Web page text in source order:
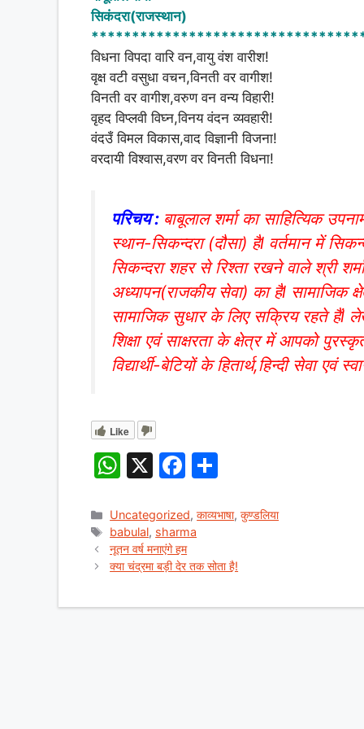
at
s
A
p
p
c
e
b
o
o
k
e
सिकंदरा(राजस्थान)
विधना विपदा वारि वन,वायु वंश वारीश!
वृक्ष वटी वसुधा वचन,विनती वर वागीश!
विनती वर वागीश,वरुण वन वन्य विहारी!
वृहद विप्लवी विघ्न,विनय वंदन व्यवहारी!
वंदउँ विमल विकास,वाद विज्ञानी विजना!
वरदायी विश्वास,वरण वर विनती विधना!
परिचय : बाबूलाल शर्मा का साहित्यिक
स्थान-सिकन्दरा (दौसा) हैl वर्तमान में
सिकन्दरा शहर से रिश्ता रखने वाले श्री
अध्यापन(राजकीय सेवा) का हैl
सामाजिक सुधार के लिए सक्रिय रहते हैंl
शिक्षा एवं साक्षरता के क्षेत्र में आपको
विद्यार्थी-बेटियों के हितार्थ,हिन्दी सेवा एवं
Like
W
at
s
A
X
F
c
e
b
ar
Categories
Uncategorized,काव्यभाषा,कुण्डलिया
Tags
babulal, sharma
नूतन वर्ष मनाएंगे हम
क्या चंद्रमा बड़ी देर तक सोता है!